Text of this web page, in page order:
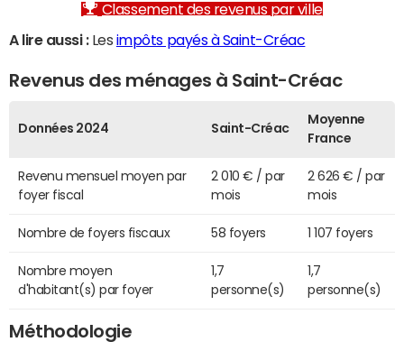
Classement des revenus par ville
A lire aussi :Les impôts payés à Saint-Créac
Revenus des ménages à Saint-Créac
Données 2024 Saint-Créac
Moyenne
France
Revenu mensuel moyen par
foyer fiscal
2 010 € / par
mois
2 626 € / par
mois
Nombre de foyers fiscaux 58 foyers 1 107 foyers
Nombre moyen
d'habitant(s) par foyer
1,7
personne(s)
1,7
personne(s)
Méthodologie